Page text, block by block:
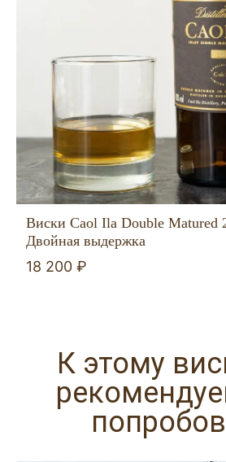
Виски Caol Ila Double Matured
Двойная выдержка
18 200 ₽
К этому